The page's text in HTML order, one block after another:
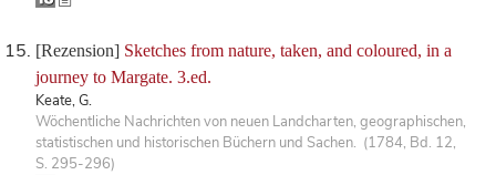
[Rezension] Sketches from nature, taken, and coloured, in a
journey to Margate. 3.ed.
Keate, G.
Wöchentliche Nachrichten von neuen Landcharten, geographischen,
statistischen und historischen Büchern und Sachen. (1784, Bd. 12,
S. 295-296)